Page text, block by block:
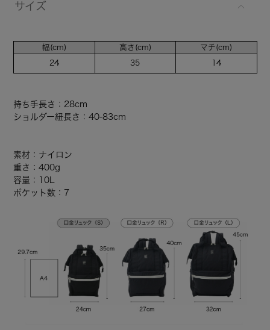
サイズ
幅(cm)
24
高さ(cm)
35
マチ(cm)
14
持ち手長さ：28cm
ショルダー紐長さ：40-83cm
素材：ナイロン
重さ：400g
容量：10L
ポケット数：7